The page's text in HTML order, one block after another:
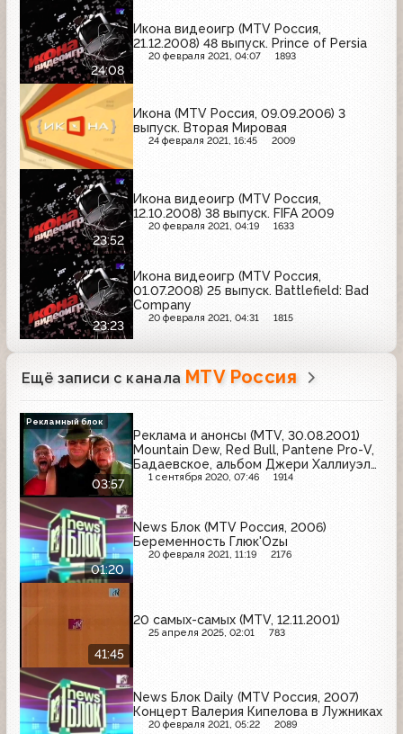
24:08
Икона видеоигр (MTV Россия,
21.12.2008) 48 выпуск. Prince of Persia
20 февраля 2021, 04:07 1893
Икона (MTV Россия, 09.09.2006) 3
выпуск. Вторая Мировая
24 февраля 2021, 16:45 2009
23:52
Икона видеоигр (MTV Россия,
12.10.2008) 38 выпуск. FIFA 2009
20 февраля 2021, 04:19 1633
23:23
Икона видеоигр (MTV Россия,
01.07.2008) 25 выпуск. Battlefield: Bad
Company
20 февраля 2021, 04:31 1815
Ещё записи с канала MTV Россия
03:57
Реклама и анонсы (MTV, 30.08.2001)
Mountain Dew, Red Bull, Pantene Pro-V,
Бадаевское, альбом Джери Халлиуэлл
"Scream If You Wanna Go Faster", Modus
1 сентября 2020, 07:46 1914
Рекламный блок
01:20
News Блок (MTV Россия, 2006)
Беременность Глюк'Ozы
20 февраля 2021, 11:19 2176
41:45
20 самых-самых (MTV, 12.11.2001)
25 апреля 2025, 02:01 783
News Блок Daily (MTV Россия, 2007)
Концерт Валерия Кипелова в Лужниках
20 февраля 2021, 05:22 2089